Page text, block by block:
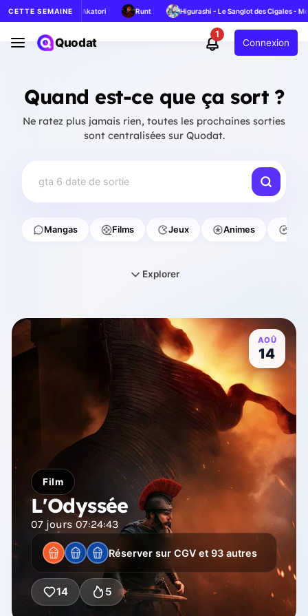
CETTE SEMAINE
| Akatori| Runt| Higurashi - Le Sanglot des Cigales - Meg... |
Quodat
1
Connexion
Quand est-ce que ça sort ?
Ne ratez plus jamais rien, toutes les prochaines sorties
sont centralisées sur Quodat.
concert cé
Mangas Films Jeux Animes
Explorer
AOÛ
14
Film
L'Odyssée
07 jours 07:24:41
Réserver sur CGV et 93 autres
14 5